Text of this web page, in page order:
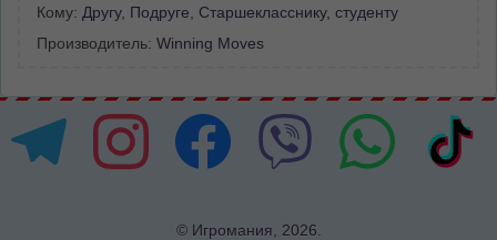
Кому: Другу, Подруге, Старшекласснику, студенту
Производитель: Winning Moves
© Игромания, 2026.